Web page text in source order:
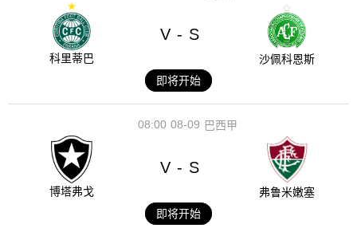
科里蒂巴
V - S
沙佩科恩斯
即将开始
08-09
08:00 巴西甲
博塔弗戈
V - S
弗鲁米嫩塞
即将开始